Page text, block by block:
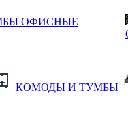
ОФИСНЫЕ
КОМОДЫ И ТУМБЫ